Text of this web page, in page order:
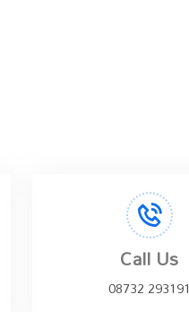
Call Us
08732 293191